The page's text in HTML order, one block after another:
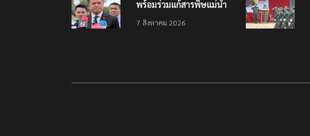
พร้อมร่วมแก้สารพิษแม่น้ำ
7 สิงหาคม 2026